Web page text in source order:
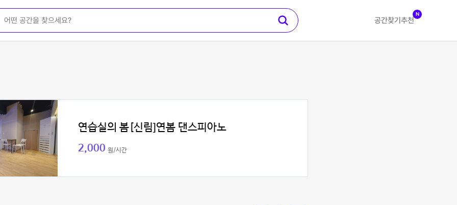
공간찾기 추천
N
연습실의 봄[신림]연봄 댄스피아노
2,000 원/시간